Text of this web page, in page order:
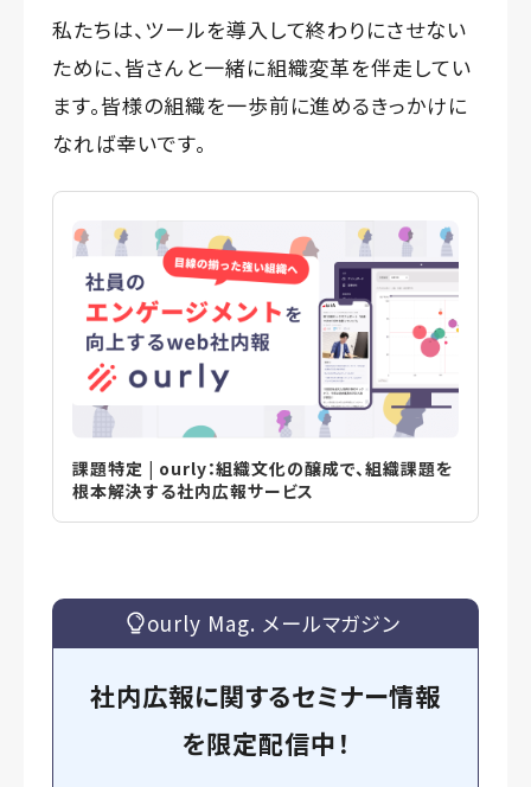
私たちは、ツールを導入して終わりにさせない
ために、皆さんと一緒に組織変革を伴走してい
ます。皆様の組織を一歩前に進めるきっかけに
なれば幸いです。
課題特定 | ourly：組織文化の醸成で、組織課題を
根本解決する社内広報サービス
ourly Mag. メールマガジン
社内広報に関するセミナー情報
を限定配信中！